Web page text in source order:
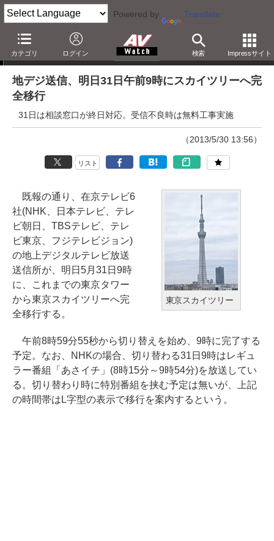
Powered by Translate
カテゴリ ログイン 検索 Impressサイト
ニュース
地デジ送信、明日31日午前9時にスカイツリーへ完
全移行
31日は相談窓口が終日対応。受信不良時は無料工事実施
（2013/5/30 13:56）
リスト
東京スカイツリー
既報の通り、在京テレビ6
社(NHK、日本テレビ、テレ
ビ朝日、TBSテレビ、テレ
ビ東京、フジテレビジョン)
の地上デジタルテレビ放送
送信所が、明日5月31日9時
に、これまでの東京タワー
から東京スカイツリーへ完
全移行する。
午前8時59分55秒から切り替えを始め、9時に完了する
予定。なお、NHKの場合、切り替わる31日9時はレギュ
ラー番組「あさイチ」(8時15分～9時54分)を放送してい
る。切り替わり時に特別番組を挟む予定は無いが、上記
の時間帯はL字型の表示で移行を案内するという。